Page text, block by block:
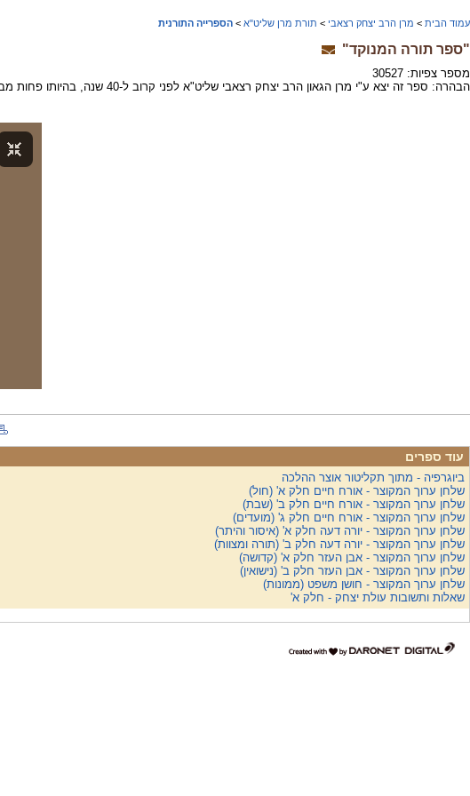
עמוד הבית > מרן הרב יצחק רצאבי > תורת מרן שליט"א > הספרייה התורנית
"ספר תורה המנוקד"
מספר צפיות: 30527
הבהרה: ספר זה יצא ע"י מרן הגאון הרב יצחק רצאבי שליט"א לפני קרוב ל-40 שנה, בהיותו פחות מבן 20, עוד בטרם עמד על טיבם האמיתי של חלק מהרבנים שהוזכרו בספר זה. לתשומת לב המעיין.
עוד ספרים
ביוגרפיה - מתוך תקליטור אוצר ההלכה
שלחן ערוך המקוצר - אורח חיים חלק א' (חול)
שלחן ערוך המקוצר - אורח חיים חלק ב' (שבת)
שלחן ערוך המקוצר - אורח חיים חלק ג' (מועדים)
שלחן ערוך המקוצר - יורה דעה חלק א' (איסור והיתר)
שלחן ערוך המקוצר - יורה דעה חלק ב' (תורה ומצוות)
שלחן ערוך המקוצר - אבן העזר חלק א' (קדושה)
שלחן ערוך המקוצר - אבן העזר חלק ב' (נישואין)
שלחן ערוך המקוצר - חושן משפט (ממונות)
שאלות ותשובות עולת יצחק - חלק א'
דרונט